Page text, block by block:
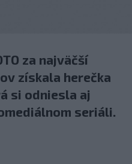
za najväčší
získala herečka
si odniesla aj
seriáli.